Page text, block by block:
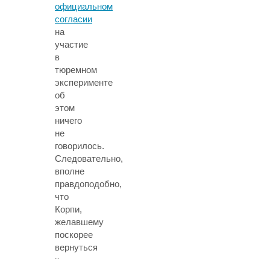
официальном
согласии
на
участие
в
тюремном
эксперименте
об
этом
ничего
не
говорилось.
Следовательно,
вполне
правдоподобно,
что
Корпи,
желавшему
поскорее
вернуться